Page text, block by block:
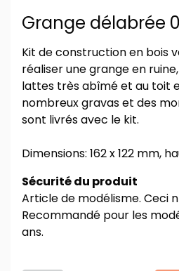
Grange délabrée 0
Kit de construction en bois
réaliser une grange en
lattes très abîmé et au toit
nombreux gravas et des
sont livrés avec le kit.
Dimensions: 162 x 122 mm,
Sécurité du produit
Article de modélisme. Ceci
Recommandé pour les
ans.